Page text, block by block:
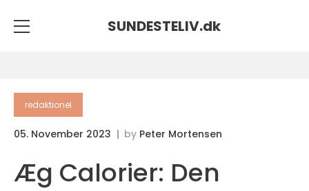
SUNDESTELIV.dk
redaktionel
05. November 2023 by Peter Mortensen
Æg Calorier: Den